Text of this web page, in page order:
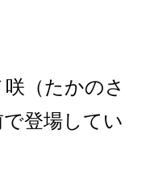
（たかのさ
登場してい